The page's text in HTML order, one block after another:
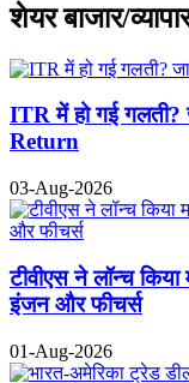
शेयर बाजार/
ITR में हो गई
Return
03-Aug-2026
टीवीएस ने लॉन्च किया
इंजन और फीचर्स
01-Aug-2026